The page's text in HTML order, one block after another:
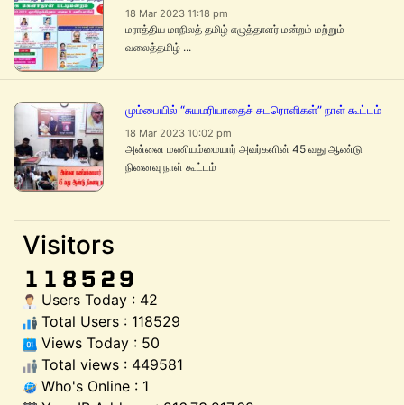
18 Mar 2023 11:18 pm
மராத்திய மாநிலத் தமிழ் எழுத்தாளர் மன்றம் மற்றும்
வலைத்தமிழ் ...
மும்பையில் “சுயமரியாதைச் சுடரொளிகள்” நாள் கூட்டம்
18 Mar 2023 10:02 pm
அன்னை மணியம்மையார் அவர்களின் 45 வது ஆண்டு
நினைவு நாள் கூட்டம்
Visitors
Users Today : 42
Total Users : 118529
Views Today : 50
Total views : 449581
Who's Online : 1